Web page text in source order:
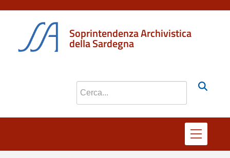
Soprintendenza Archivistica
della Sardegna
Cerca nel sito